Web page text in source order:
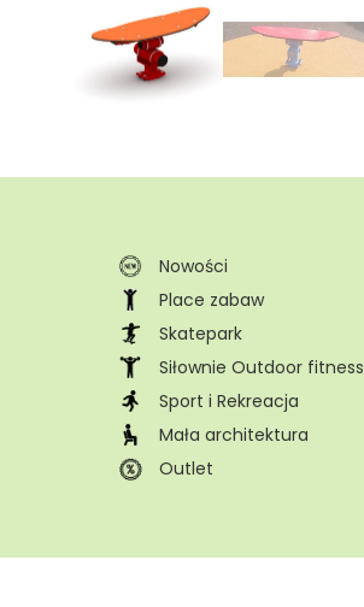
Nowości
Place zabaw
Skatepark
Siłownie Outdoor fitness
Sport i Rekreacja
Mała architektura
Outlet